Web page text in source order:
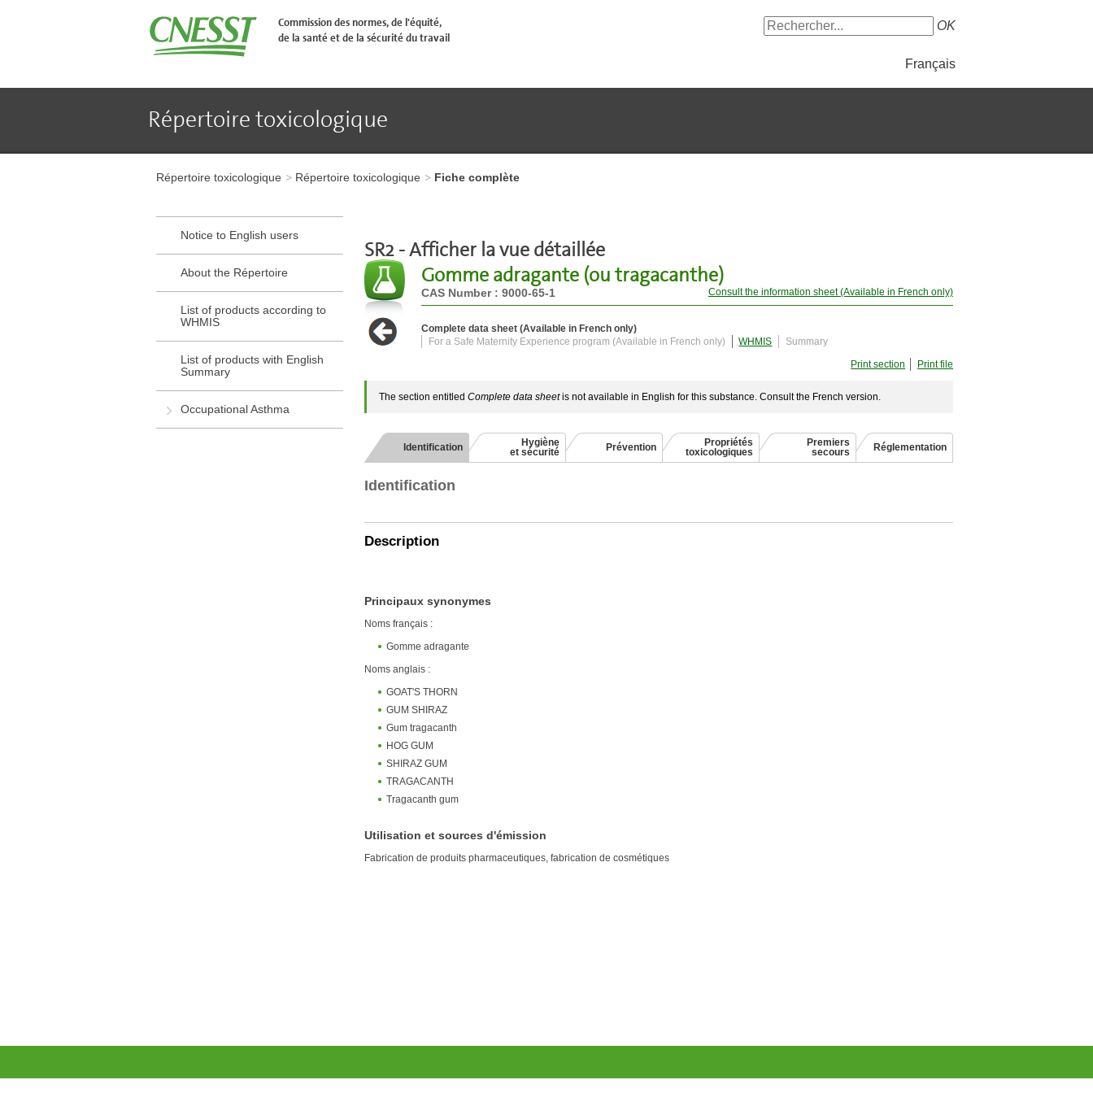
au
Commission des normes, de l'équité,
de la santé et de la sécurité du travail
OK
Français
Répertoire toxicologique
à
l'en-
Aller
au
contenu
pied
de
Répertoire toxicologique Répertoire toxicologique Fiche complète
Notice to English users
About the Répertoire
List of products according to
WHMIS
List of products with English
Summary
Occupational Asthma
SR2 - Afficher la vue détaillée
Gomme adragante (ou tragacanthe)
CAS Number : 9000-65-1 Consult the information sheet (Available in French only)
Complete data sheet (Available in French only)
For a Safe Maternity Experience program (Available in French only)
WHMIS
Summary
Print section
Print file
The section entitled Complete data sheetis not available in English for this substance. Consult the French version.
Identification
Hygiène
et sécurité
Prévention
Propriétés
toxicologiques
Premiers
secours
Réglementation
Identification
Description
Principaux synonymes
Noms français :
Gomme adragante
Noms anglais :
GOAT'S THORN
GUM SHIRAZ
Gum tragacanth
HOG GUM
SHIRAZ GUM
TRAGACANTH
Tragacanth gum
Utilisation et sources d'émission
Fabrication de produits pharmaceutiques, fabrication de cosmétiques